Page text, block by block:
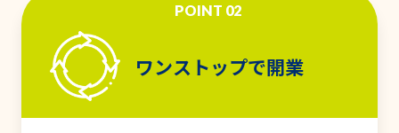
POINT 02
ワンストップで開業